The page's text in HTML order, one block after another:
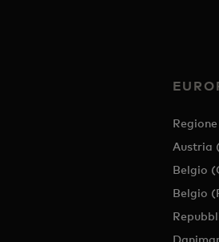
Austria
Belgio
Belgio